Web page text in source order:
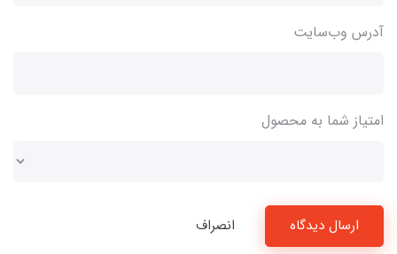
آدرس وب‌سایت
امتیاز شما به محصول
ارسال دیدگاه انصراف